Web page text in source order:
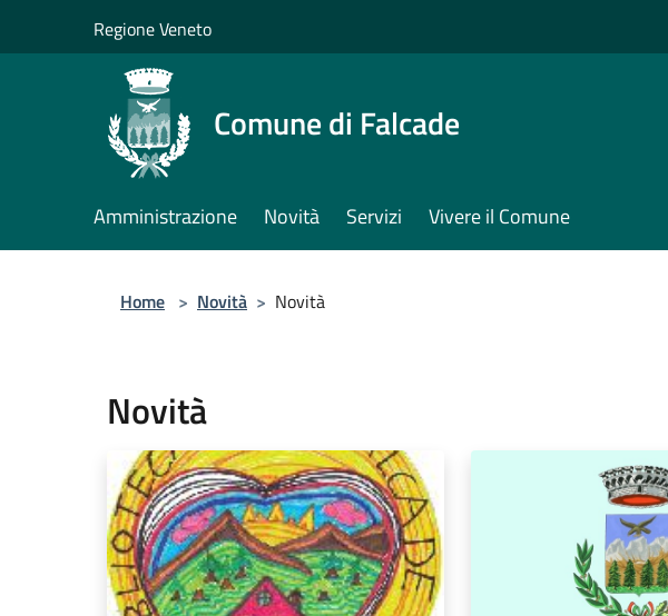
Regione Veneto
Comune di Falcade
Amministrazione Novità Servizi Vivere il Comune
Home > Novità > Novità
Novità